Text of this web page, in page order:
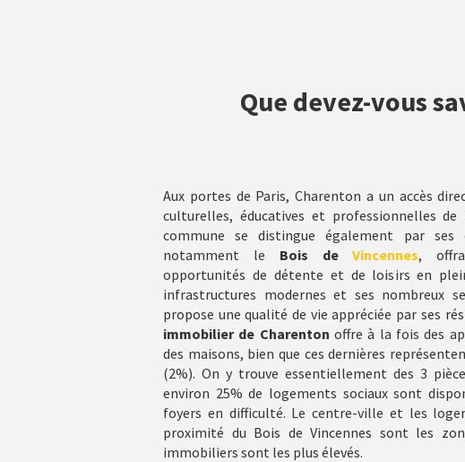
Que devez-vous
Aux portes de Paris, Charenton a un accès
culturelles, éducatives et professionnelles
commune se distingue également par ses
notamment le Bois deVincennes,
opportunités de détente et de loisirs en
infrastructures modernes et ses nombreux
propose une qualité de vie appréciée par ses
immobilier de Charenton offre à la fois des
des maisons, bien que ces dernières
(2%). On y trouve essentiellement des 3
environ 25% de logements sociaux sont
foyers en difficulté. Le centre-ville et les
proximité du Bois de Vincennes sont les
immobiliers sont les plus élevés.